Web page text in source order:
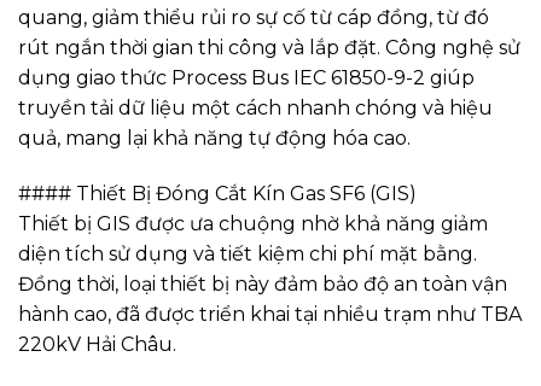
quang, giảm thiểu rủi ro sự cố từ cáp đồng, từ đó
rút ngắn thời gian thi công và lắp đặt. Công nghệ sử
dụng giao thức Process Bus IEC 61850-9-2 giúp
truyền tải dữ liệu một cách nhanh chóng và hiệu
quả, mang lại khả năng tự động hóa cao.
#### Thiết Bị Đóng Cắt Kín Gas SF6 (GIS)
Thiết bị GIS được ưa chuộng nhờ khả năng giảm
diện tích sử dụng và tiết kiệm chi phí mặt bằng.
Đồng thời, loại thiết bị này đảm bảo độ an toàn vận
hành cao, đã được triển khai tại nhiều trạm như TBA
220kV Hải Châu.